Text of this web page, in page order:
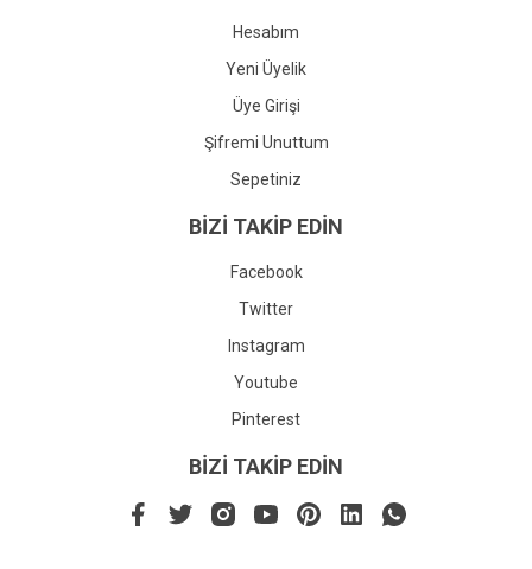
Hesabım
Yeni Üyelik
Üye Girişi
Şifremi Unuttum
Sepetiniz
BİZİ TAKİP EDİN
Facebook
Twitter
Instagram
Youtube
Pinterest
BİZİ TAKİP EDİN